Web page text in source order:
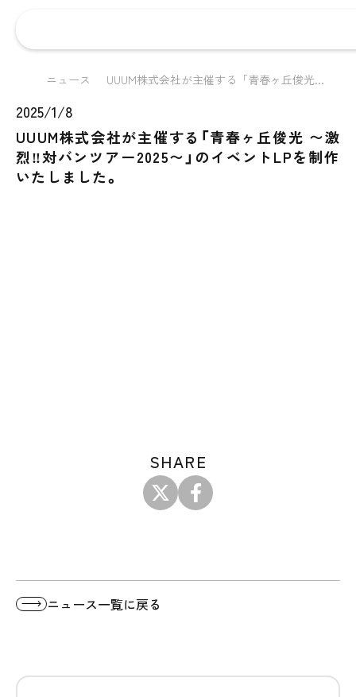
ニュース UUUM株式会社が主催する「青春ヶ丘俊光...
2025/1/8
UUUM株式会社が主催する「青春ヶ丘俊光 〜激
烈‼︎対バンツアー2025〜」のイベントLPを制作
いたしました。
SHARE
ニュース一覧に戻る